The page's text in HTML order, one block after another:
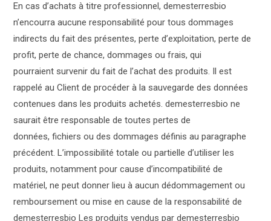
En cas d’achats à titre professionnel, demesterresbio
n’encourra aucune responsabilité pour tous dommages
indirects du fait des présentes, perte d’exploitation, perte de
profit, perte de chance, dommages ou frais, qui
pourraient survenir du fait de l’achat des produits. Il est
rappelé au Client de procéder à la sauvegarde des données
contenues dans les produits achetés. demesterresbio ne
saurait être responsable de toutes pertes de
données, fichiers ou des dommages définis au paragraphe
précédent. L’impossibilité totale ou partielle d’utiliser les
produits, notamment pour cause d’incompatibilité de
matériel, ne peut donner lieu à aucun dédommagement ou
remboursement ou mise en cause de la responsabilité de
demesterresbio Les produits vendus par demesterresbio